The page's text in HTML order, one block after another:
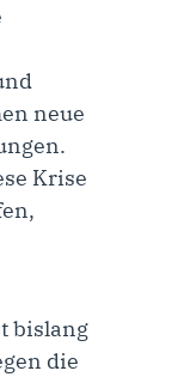
neue
Krise
bislang
die